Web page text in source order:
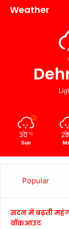
Weather
30 ℃
Sun
28
Popular
सदन में बढ़ती
वॉकआउट